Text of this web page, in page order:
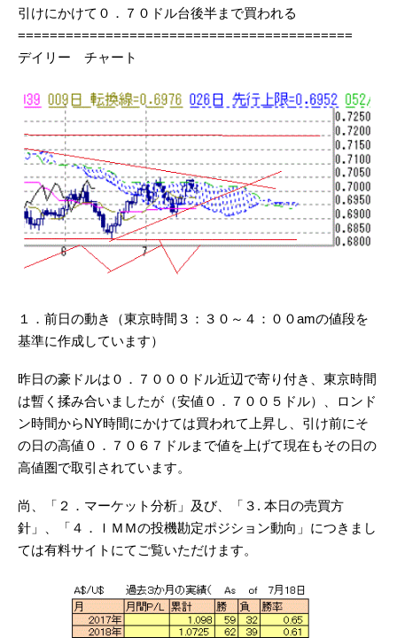
引けにかけて０．７０ドル台後半まで買われる
==========================================
デイリー チャート
１．前日の動き（東京時間３：３０～４：００amの値段を
基準に作成しています）
昨日の豪ドルは０．７０００ドル近辺で寄り付き、東京時間
は暫く揉み合いましたが（安値０．７００５ドル）、ロンド
ン時間からNY時間にかけては買われて上昇し、引け前にそ
の日の高値０．７０６７ドルまで値を上げて現在もその日の
高値圏で取引されています。
尚、「２．マーケット分析」及び、「３. 本日の売買方
針」、「４．ＩＭＭの投機勘定ポジション動向」につきまし
ては有料サイトにてご覧いただけます。